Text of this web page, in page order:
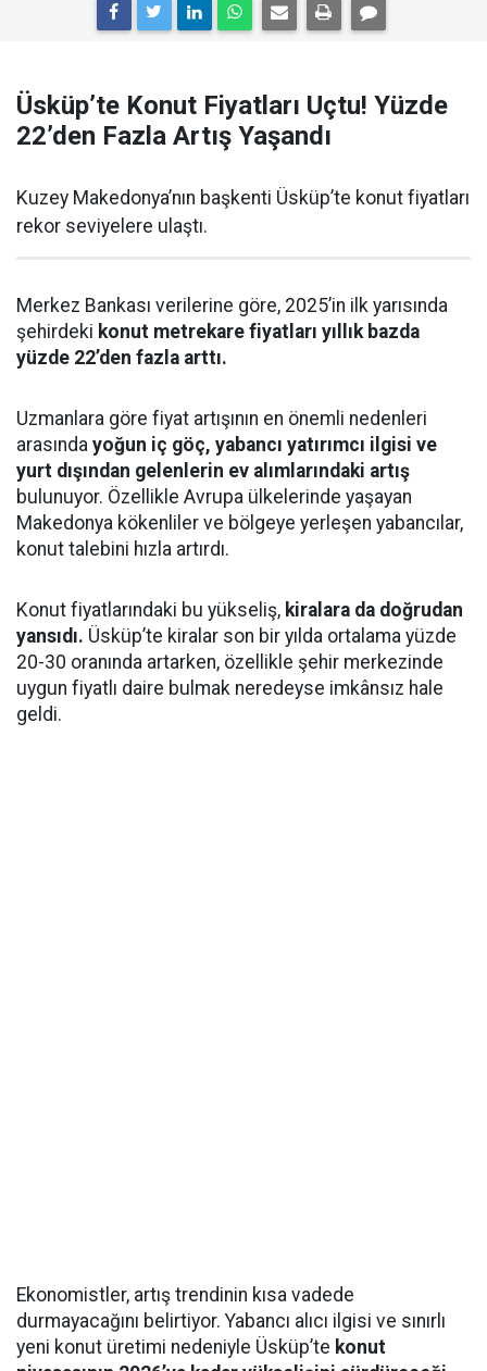
Üsküp’te Konut Fiyatları Uçtu! Yüzde
22’den Fazla Artış Yaşandı
Kuzey Makedonya’nın başkenti Üsküp’te konut fiyatları
rekor seviyelere ulaştı.
Merkez Bankası verilerine göre, 2025’in ilk yarısında
şehirdeki konut metrekare fiyatları yıllık bazda
yüzde 22’den fazla arttı.
Uzmanlara göre fiyat artışının en önemli nedenleri
arasında yoğun iç göç, yabancı yatırımcı ilgisi ve
yurt dışından gelenlerin ev alımlarındaki artış
bulunuyor. Özellikle Avrupa ülkelerinde yaşayan
Makedonya kökenliler ve bölgeye yerleşen yabancılar,
konut talebini hızla artırdı.
Konut fiyatlarındaki bu yükseliş, kiralara da doğrudan
yansıdı. Üsküp’te kiralar son bir yılda ortalama yüzde
20-30 oranında artarken, özellikle şehir merkezinde
uygun fiyatlı daire bulmak neredeyse imkânsız hale
geldi.
Ekonomistler, artış trendinin kısa vadede
durmayacağını belirtiyor. Yabancı alıcı ilgisi ve sınırlı
yeni konut üretimi nedeniyle Üsküp’te konut